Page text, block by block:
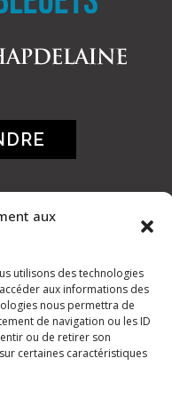
aux
utilisons des technologies
aux informations des
nous permettra de
de navigation ou les ID
ou de retirer son
certaines caractéristiques